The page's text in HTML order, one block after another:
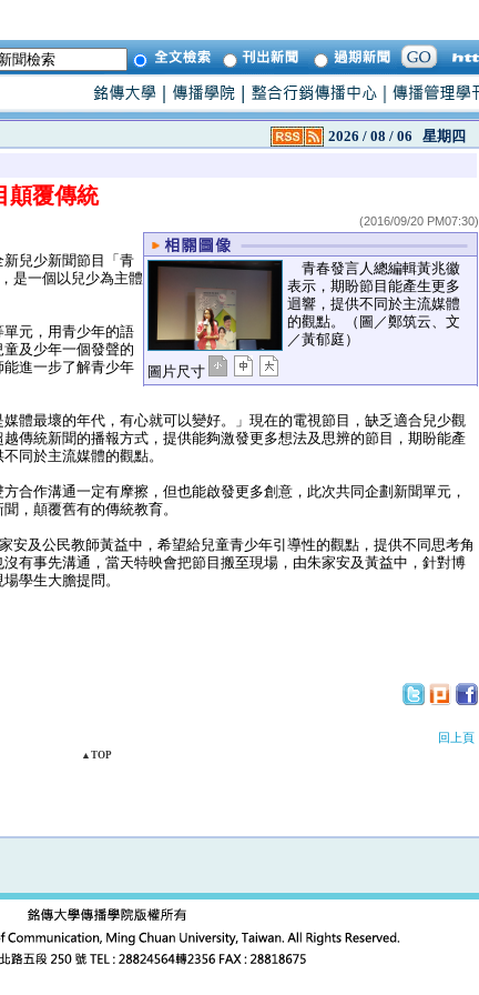
2026 / 08 / 06 星期四
顛覆傳統
(2016/09/20 PM07:30)
青春發言人總編輯黃兆徽
表示，期盼節目能產生更多
迴響，提供不同於主流媒體
的觀點。（圖／鄭筑云、文
／黃郁庭）
圖片尺寸
兒少新聞節目「青
是一個以兒少為主體
元，用青少年的語
及少年一個發聲的
進一步了解青少年
體最壞的年代，有心就可以變好。」現在的電視節目，缺乏適合兒少觀
傳統新聞的播報方式，提供能夠激發更多想法及思辨的節目，期盼能產
同於主流媒體的觀點。
合作溝通一定有摩擦，但也能啟發更多創意，此次共同企劃新聞單元，
，顛覆舊有的傳統教育。
及公民教師黃益中，希望給兒童青少年引導性的觀點，提供不同思考角
有事先溝通，當天特映會把節目搬至現場，由朱家安及黃益中，針對博
學生大膽提問。
回上頁
▲TOP